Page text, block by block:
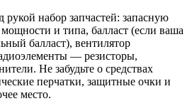
набор запчастей: запасную
и типа, балласт (если ваша
балласт), вентилятор
— резисторы,
Не забудьте о средствах
перчатки, защитные очки и
место.